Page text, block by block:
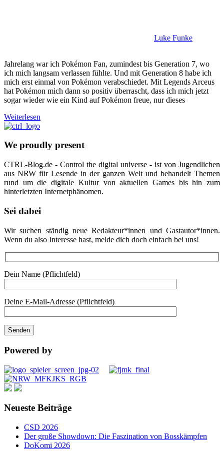
Luke Funke
Jahrelang war ich Pokémon Fan, zumindest bis Generation 7, wo
ich mich langsam verlassen fühlte. Und mit Generation 8 habe ich
mich erst einmal von Pokémon verabschiedet. Mit Legends Arceus
hat Pokémon mich dann so positiv überrascht, dass ich mich jetzt
sogar wieder wie ein Kind auf Pokémon freue, nur dieses
Weiterlesen
We proudly present
CTRL-Blog.de - Control the digital universe - ist von Jugendlichen
aus NRW für Lesende in der ganzen Welt und behandelt Themen
rund um die digitale Kultur von aktuellen Games bis hin zum
hinterletzten Internetphänomen.
Sei dabei
Wir suchen ständig neue Redakteur*innen und Gastautor*innen.
Wenn du also Interesse hast, melde dich doch einfach bei uns!
Dein Name (Pflichtfeld)
Deine E-Mail-Adresse (Pflichtfeld)
Powered by
Neueste Beiträge
CSD 2026
Der große Showdown: Die Faszination von Bosskämpfen
DoKomi 2026